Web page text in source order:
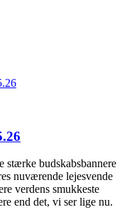
stærke budskabsbannere
nuværende lejesvende
verdens smukkeste
end det, vi ser lige nu.